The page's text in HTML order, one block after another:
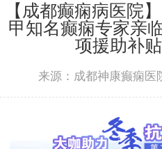
【成都癫痫病医院
甲知名癫痫专家亲
项援助补
来源：成都神康癫痫医